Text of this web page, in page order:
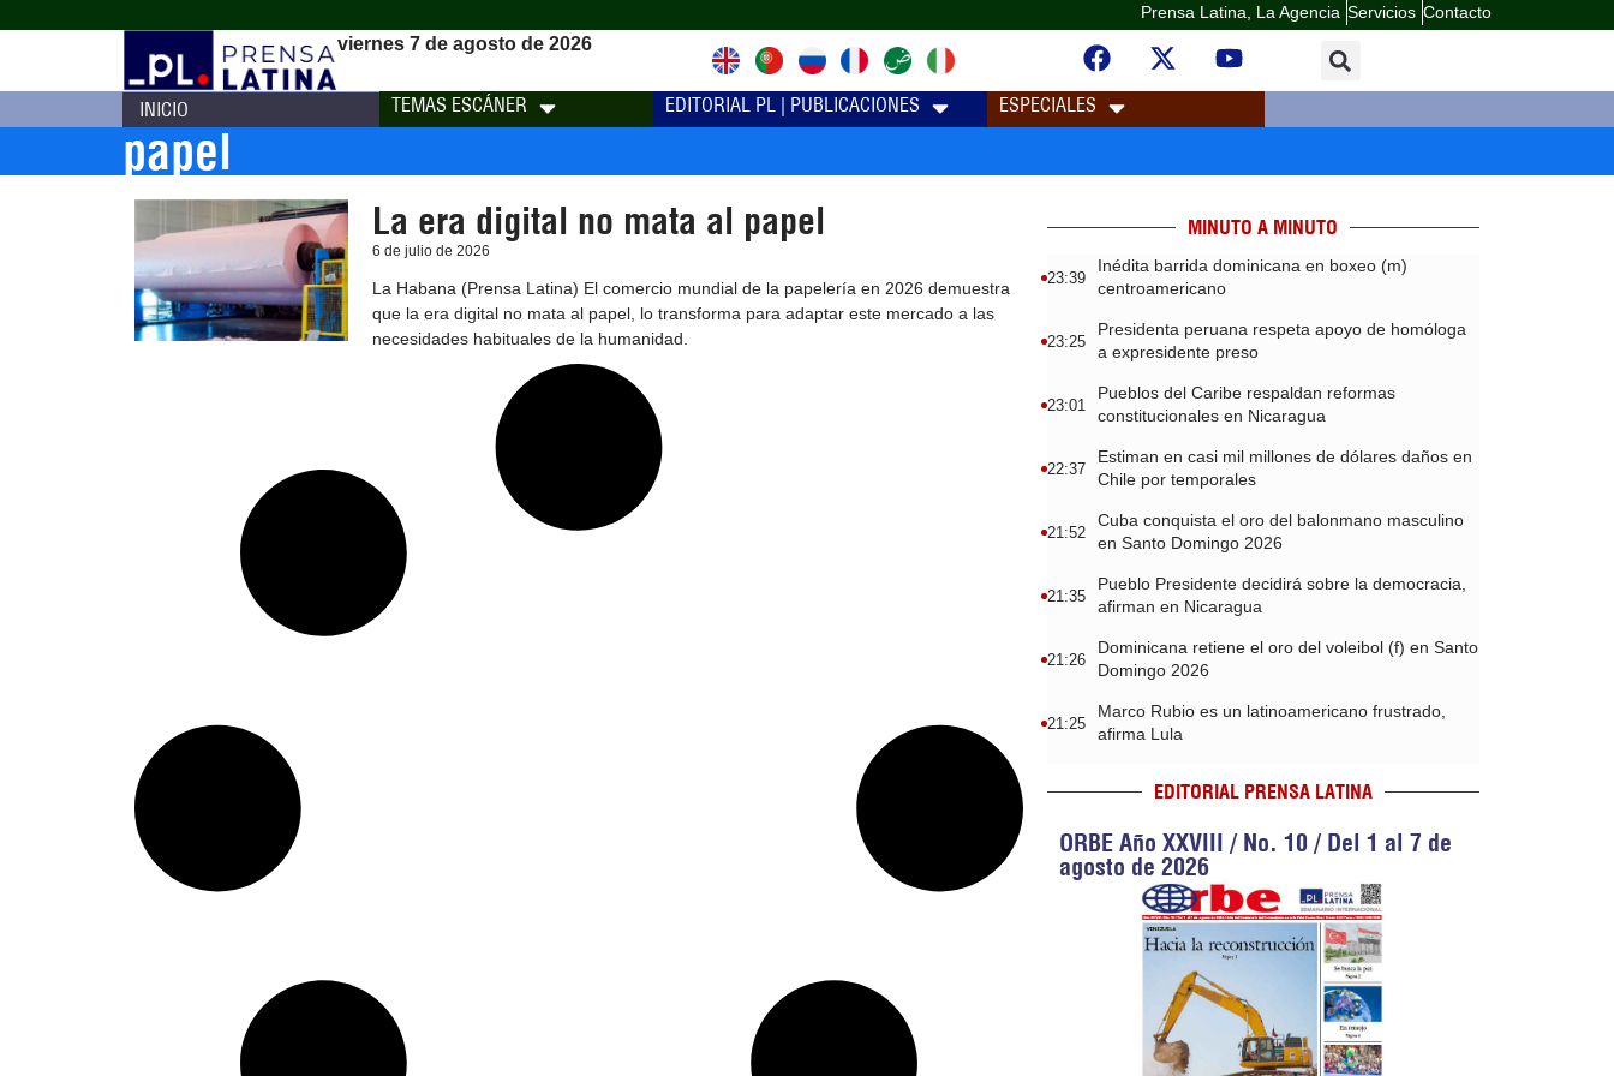
Prensa Latina, La Agencia Servicios Contacto
viernes 7 de agosto de 2026
INICIO TEMAS ESCÁNER EDITORIAL PL | PUBLICACIONES ESPECIALES
papel
La era digital no mata al papel
6 de julio de 2026
La Habana (Prensa Latina) El comercio mundial de la papelería en 2026 demuestra
que la era digital no mata al papel, lo transforma para adaptar este mercado a las
necesidades habituales de la humanidad.
MINUTO A MINUTO
23:39
Inédita barrida dominicana en boxeo (m)
centroamericano
23:25
Presidenta peruana respeta apoyo de homóloga
a expresidente preso
23:01
Pueblos del Caribe respaldan reformas
constitucionales en Nicaragua
22:37
Estiman en casi mil millones de dólares daños en
Chile por temporales
21:52
Cuba conquista el oro del balonmano masculino
en Santo Domingo 2026
21:35
Pueblo Presidente decidirá sobre la democracia,
afirman en Nicaragua
21:26
Dominicana retiene el oro del voleibol (f) en Santo
Domingo 2026
21:25
Marco Rubio es un latinoamericano frustrado,
afirma Lula
EDITORIAL PRENSA LATINA
ORBE Año XXVIII / No. 10 / Del 1 al 7 de
agosto de 2026